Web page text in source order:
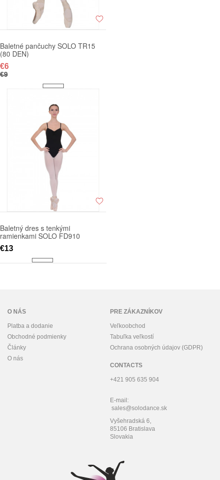
Baletné pančuchy SOLO TR15
(80 DEN)
€6
€9
Baletný dres s tenkými
ramienkami SOLO FD910
€13
O NÁS
Platba a dodanie
Obchodné podmienky
Články
O nás
PRE ZÁKAZNÍKOV
Veľkoobchod
Tabuľka veľkostí
Ochrana osobných údajov (GDPR)
CONTACTS
+421 905 635 904
E-mail:
sales@solodance.sk
Vyšehradská 6,
85106 Bratislava
Slovakia